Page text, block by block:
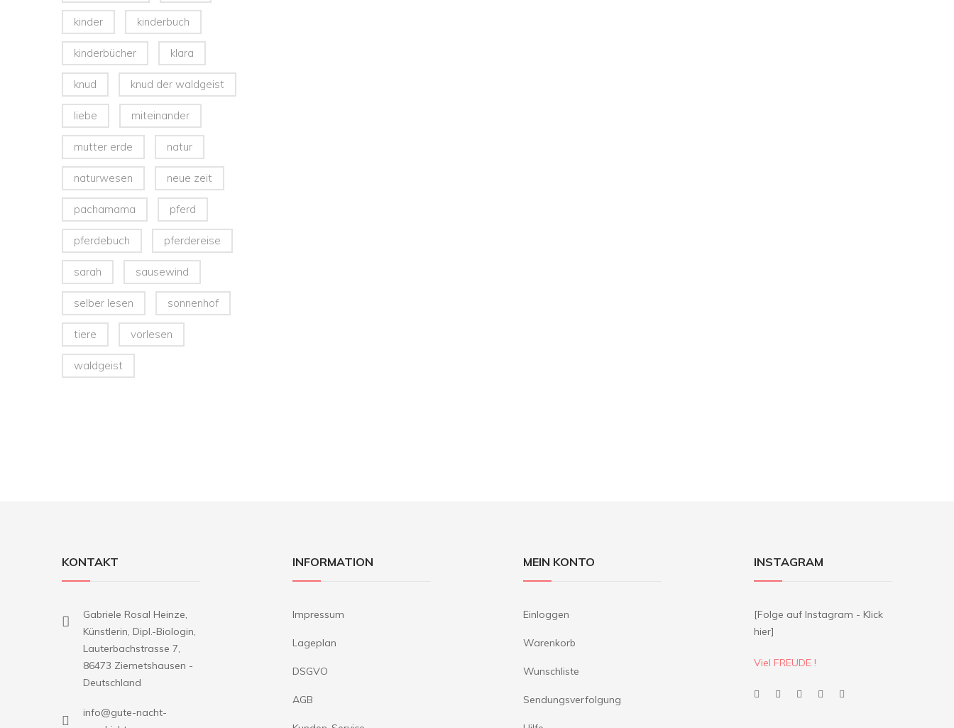
kinder kinderbuch
kinderbücher klara
knud knud der waldgeist
liebe miteinander
mutter erde natur
naturwesen neue zeit
pachamama pferd
pferdebuch pferdereise
sarah sausewind
selber lesen sonnenhof
tiere vorlesen
waldgeist
KONTAKT
Gabriele Rosal Heinze,
Künstlerin, Dipl.-Biologin,
Lauterbachstrasse 7,
86473 Ziemetshausen -
Deutschland
info@gute-nacht-
INFORMATION
Impressum
Lageplan
DSGVO
AGB
MEIN KONTO
Einloggen
Warenkorb
Wunschliste
Sendungsverfolgung
INSTAGRAM
[Folge auf Instagram - Klick
hier]
Viel FREUDE !